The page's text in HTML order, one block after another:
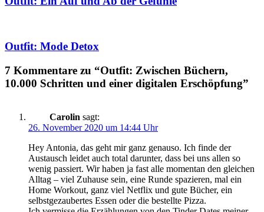
Outfit: Mode Detox
7 Kommentare zu “Outfit: Zwischen Büchern,
10.000 Schritten und einer digitalen Erschöpfung”
Carolin sagt:
26. November 2020 um 14:44 Uhr
Hey Antonia, das geht mir ganz genauso. Ich finde der
Austausch leidet auch total darunter, dass bei uns allen so
wenig passiert. Wir haben ja fast alle momentan den gleichen
Alltag – viel Zuhause sein, eine Runde spazieren, mal ein
Home Workout, ganz viel Netflix und gute Bücher, ein
selbstgezaubertes Essen oder die bestellte Pizza.